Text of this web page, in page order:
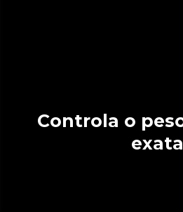
Controla o peso de forma
exata